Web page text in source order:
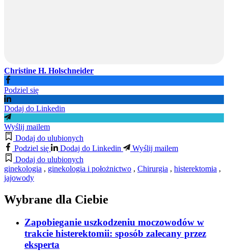
Christine H. Holschneider
Podziel się
Dodaj do Linkedin
Wyślij mailem
Dodaj do ulubionych
Podziel się
Dodaj do Linkedin
Wyślij mailem
Dodaj do ulubionych
ginekologia , ginekologia i położnictwo , Chirurgia , histerektomia ,
jajowody
Wybrane dla Ciebie
Zapobieganie uszkodzeniu moczowodów w
trakcie histerektomii: sposób zalecany przez
eksperta